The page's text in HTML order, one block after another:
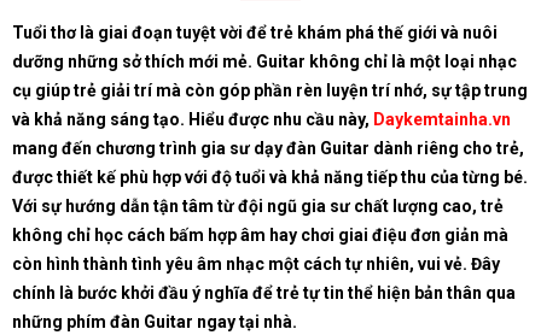
Tuổi thơ là giai đoạn tuyệt vời để trẻ khám phá thế giới và nuôi
dưỡng những sở thích mới mẻ. Guitar không chỉ là một loại nhạc
cụ giúp trẻ giải trí mà còn góp phần rèn luyện trí nhớ, sự tập trung
và khả năng sáng tạo. Hiểu được nhu cầu này, Daykemtainha.vn
mang đến chương trình gia sư dạy đàn Guitar dành riêng cho trẻ,
được thiết kế phù hợp với độ tuổi và khả năng tiếp thu của từng bé.
Với sự hướng dẫn tận tâm từ đội ngũ gia sư chất lượng cao, trẻ
không chỉ học cách bấm hợp âm hay chơi giai điệu đơn giản mà
còn hình thành tình yêu âm nhạc một cách tự nhiên, vui vẻ. Đây
chính là bước khởi đầu ý nghĩa để trẻ tự tin thể hiện bản thân qua
những phím đàn Guitar ngay tại nhà.